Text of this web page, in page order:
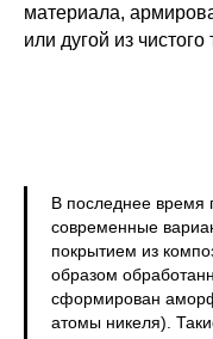
материала,
или дугой из чистого
В последнее время
современные
покрытием из
образом
сформирован
атомы никеля).